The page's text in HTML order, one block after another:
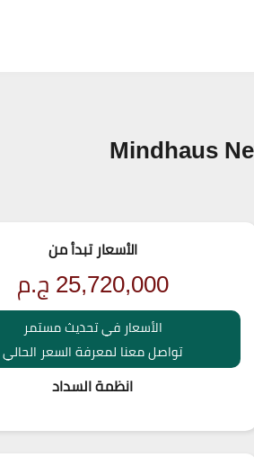
الأسعار تبدأ من
25,720,000ج.م
الأسعار في تحديث مستمر
تواصل معنا لمعرفة السعر الحالي
انظمة السداد